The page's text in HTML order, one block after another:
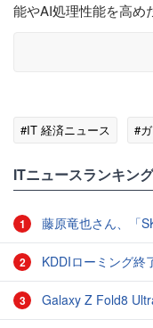
能やAI処理性能を高め
#IT 経済ニュース #
ITニュースランキング
1 藤原竜也さん、「SKYSEA Client View」
2 KDDIローミング終
3 Galaxy Z Fold8